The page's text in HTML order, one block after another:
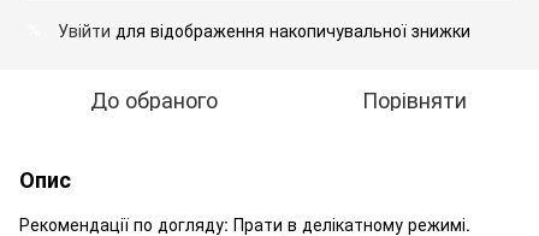
Увійти для відображення накопичувальної знижки
До обраного Порівняти
Опис
Рекомендації по догляду: Прати в делікатному режимі.